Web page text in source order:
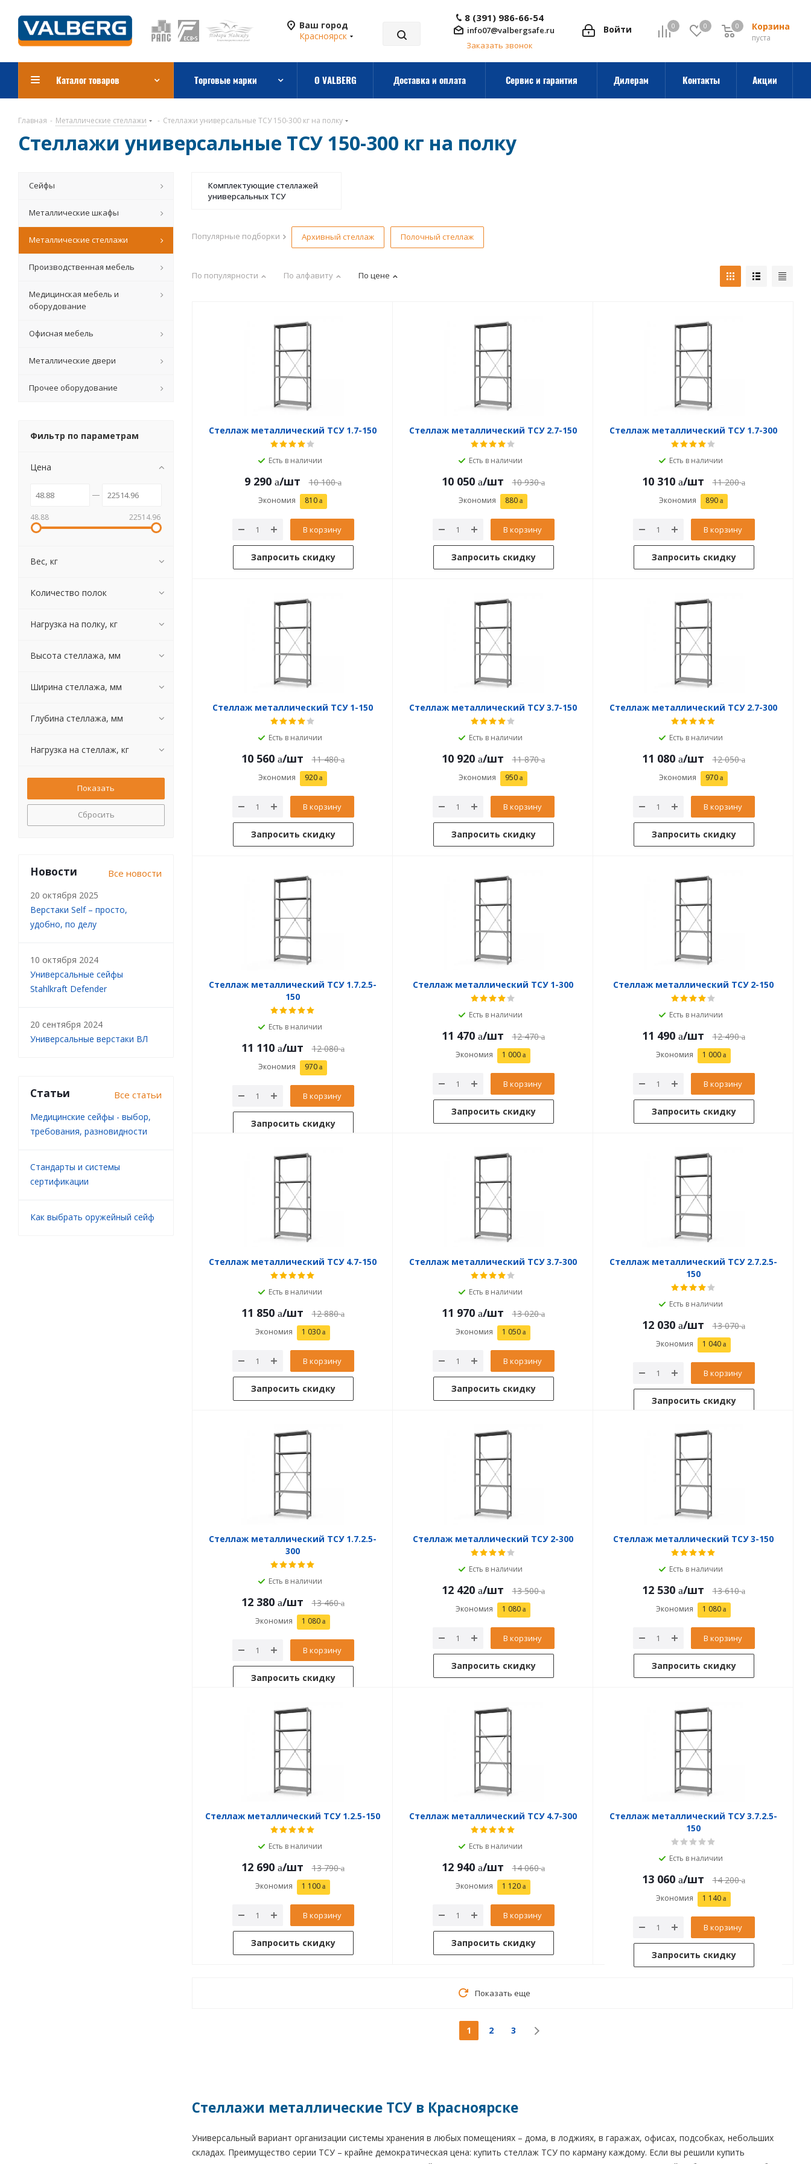
Ваш город
Красноярск
0 0 Корзина
0
пуста
0
Войти
8 (391) 986-66-54
info07@valbergsafe.ru
Заказать звонок
Каталог товаров Торговые марки О VALBERG Доставка и оплата Сервис и гарантия Дилерам Контакты Акции
Главная - Металлические стеллажи - Стеллажи универсальные ТСУ 150-300 кг на полку
Стеллажи универсальные ТСУ 150-300 кг на полку
Комплектующие стеллажей
универсальных ТСУ
Популярные подборки Архивный стеллаж Полочный стеллаж
По популярности По алфавиту По цене
Стеллаж металлический ТСУ 1.7-150
Есть в наличии
9 290 /шт 10 100
Экономия 810
В корзину
Запросить скидку
Стеллаж металлический ТСУ 2.7-150
Есть в наличии
10 050 /шт 10 930
Экономия 880
В корзину
Запросить скидку
Стеллаж металлический ТСУ 1.7-300
Есть в наличии
10 310 /шт 11 200
Экономия 890
В корзину
Запросить скидку
Стеллаж металлический ТСУ 1-150
Есть в наличии
10 560 /шт 11 480
Экономия 920
В корзину
Запросить скидку
Стеллаж металлический ТСУ 3.7-150
Есть в наличии
10 920 /шт 11 870
Экономия 950
В корзину
Запросить скидку
Стеллаж металлический ТСУ 2.7-300
Есть в наличии
11 080 /шт 12 050
Экономия 970
В корзину
Запросить скидку
Стеллаж металлический ТСУ 1.7.2.5-
150
Есть в наличии
11 110 /шт 12 080
Экономия 970
В корзину
Запросить скидку
Стеллаж металлический ТСУ 1-300
Есть в наличии
11 470 /шт 12 470
Экономия 1 000
В корзину
Запросить скидку
Стеллаж металлический ТСУ 2-150
Есть в наличии
11 490 /шт 12 490
Экономия 1 000
В корзину
Запросить скидку
Стеллаж металлический ТСУ 4.7-150
Есть в наличии
11 850 /шт 12 880
Экономия 1 030
В корзину
Запросить скидку
Стеллаж металлический ТСУ 3.7-300
Есть в наличии
11 970 /шт 13 020
Экономия 1 050
В корзину
Запросить скидку
Стеллаж металлический ТСУ 2.7.2.5-
150
Есть в наличии
12 030 /шт 13 070
Экономия 1 040
В корзину
Запросить скидку
Стеллаж металлический ТСУ 1.7.2.5-
300
Есть в наличии
12 380 /шт 13 460
Экономия 1 080
В корзину
Запросить скидку
Стеллаж металлический ТСУ 2-300
Есть в наличии
12 420 /шт 13 500
Экономия 1 080
В корзину
Запросить скидку
Стеллаж металлический ТСУ 3-150
Есть в наличии
12 530 /шт 13 610
Экономия 1 080
В корзину
Запросить скидку
Стеллаж металлический ТСУ 1.2.5-150
Есть в наличии
12 690 /шт 13 790
Экономия 1 100
В корзину
Запросить скидку
Стеллаж металлический ТСУ 4.7-300
Есть в наличии
12 940 /шт 14 060
Экономия 1 120
В корзину
Запросить скидку
Стеллаж металлический ТСУ 3.7.2.5-
150
Есть в наличии
13 060 /шт 14 200
Экономия 1 140
В корзину
Запросить скидку
Показать еще
1 2 3
Стеллажи металлические ТСУ в Красноярске
Универсальный вариант организации системы хранения в любых помещениях – дома, в лоджиях, в гаражах, офисах, подсобках, небольших
складах. Преимущество серии ТСУ – крайне демократическая цена: купить стеллаж ТСУ по карману каждому. Если вы решили купить
Сейфы
Металлические шкафы
Металлические стеллажи
Производственная мебель
Медицинская мебель и
оборудование
Офисная мебель
Металлические двери
Прочее оборудование
Фильтр по параметрам
Цена
48.88 22514.96
Вес, кг
Количество полок
Нагрузка на полку, кг
Высота стеллажа, мм
Ширина стеллажа, мм
Глубина стеллажа, мм
Нагрузка на стеллаж, кг
Сбросить
Новости Все новости
20 октября 2025
Верстаки Self – просто,
удобно, по делу
10 октября 2024
Универсальные сейфы
Stahlkraft Defender
20 сентября 2024
Универсальные верстаки ВЛ
Статьи Все статьи
Медицинские сейфы - выбор,
требования, разновидности
Стандарты и системы
сертификации
Как выбрать оружейный сейф